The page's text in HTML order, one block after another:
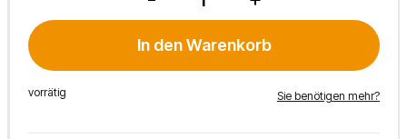
Himmelreich
DAC
2023
In den Warenkorb
vorrätig Sie benötigen mehr?